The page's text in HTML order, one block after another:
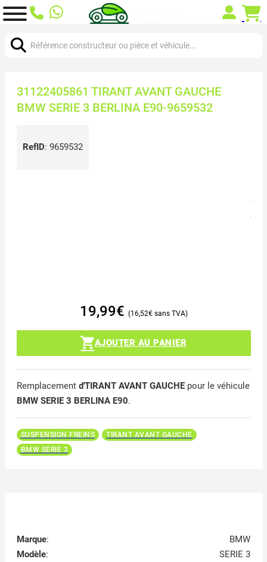
31122405861 TIRANT AVANT GAUCHE
BMW SERIE 3 BERLINA E90-9659532
RefID: 9659532
19,99€ 16,52€
AJOUTER AU PANIER
Remplacement d'TIRANT AVANT GAUCHEpour le véhicule
BMW SERIE 3 BERLINA E90.
SUSPENSION FREINS
TIRANT AVANT GAUCHE
BMW SERIE 3
Marque:
BMW
Modèle:
SERIE 3